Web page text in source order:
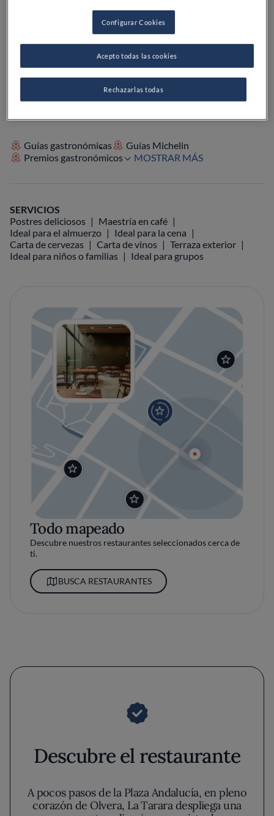
Guías gastronómicas
Guías Michelin
Premios gastronómicos
MOSTRAR MÁS
SERVICIOS
Postres deliciosos
Maestría en café
Ideal para el almuerzo
Ideal para la cena
Carta de cervezas
Carta de vinos
Terraza exterior
Ideal para niños o familias
Ideal para grupos
Todo mapeado
Descubre nuestros restaurantes seleccionados cerca de
ti.
BUSCA RESTAURANTES
Descubre el restaurante
A pocos pasos de la Plaza Andalucía, en pleno
corazón de Olvera, La Tarara despliega una
Configurar Cookies
Rechazarlas todas
Acepto todas las cookies